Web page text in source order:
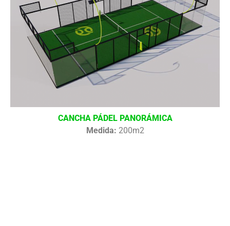
CANCHA PÁDEL PANORÁMICA
Medida: 200m2